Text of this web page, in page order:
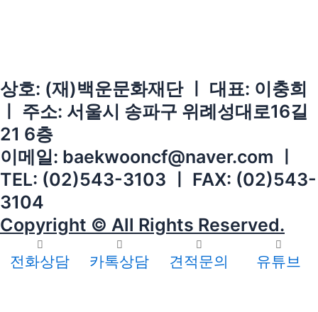
상호: (재)백운문화재단 ㅣ 대표: 이충희
ㅣ 주소: 서울시 송파구 위례성대로16길
21 6층
이메일: baekwooncf@naver.com ㅣ
TEL: (02)543-3103 ㅣ FAX: (02)543-
3104
Copyright © All Rights Reserved.
전화상담 카톡상담 견적문의 유튜브